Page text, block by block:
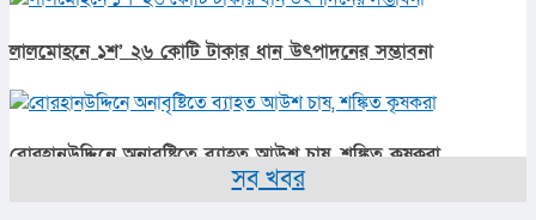
লালমোহনে ১শ’ ২৬ কোটি টাকার ধান উৎপাদনের সম্ভাবনা
বোরহানউদ্দিনে অনাবৃষ্টিতে ব্যাহত আউশ চাষ, শঙ্কিত কৃষকরা
সব খবর